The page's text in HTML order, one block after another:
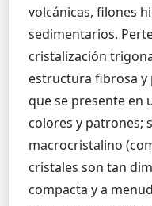
volcánicas, filones
sedimentarios.
cristalización
estructura fibrosa
que se presente en
colores y patrones;
macrocristalino
cristales son tan
compacta y a